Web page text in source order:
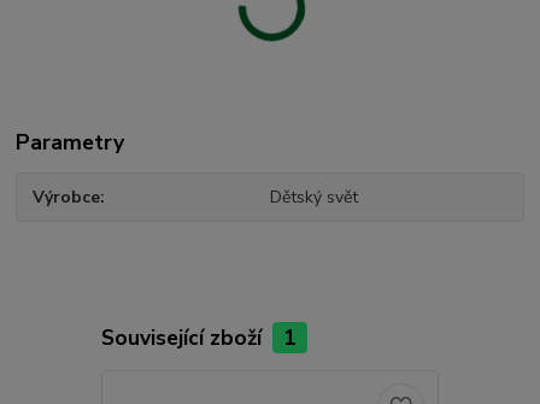
Parametry
Výrobce Dětský svět
Související zboží 1